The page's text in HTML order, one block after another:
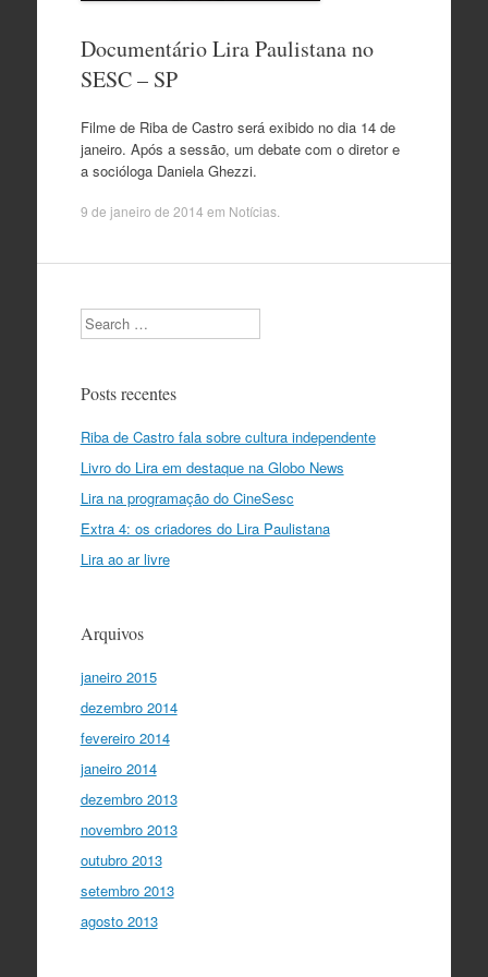
Documentário Lira Paulistana no
SESC – SP
Filme de Riba de Castro será exibido no dia 14 de
janeiro. Após a sessão, um debate com o diretor e
a socióloga Daniela Ghezzi.
9 de janeiro de 2014 em Notícias.
Search
Posts recentes
Riba de Castro fala sobre cultura independente
Livro do Lira em destaque na Globo News
Lira na programação do CineSesc
Extra 4: os criadores do Lira Paulistana
Lira ao ar livre
Arquivos
janeiro 2015
dezembro 2014
fevereiro 2014
janeiro 2014
dezembro 2013
novembro 2013
outubro 2013
setembro 2013
agosto 2013